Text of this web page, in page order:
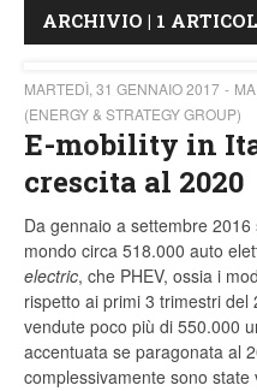
ARCHIVIO | 1
MARTEDÌ, 31 GENNAIO 2017
(ENERGY & STRATEGY GROUP)
E-mobility in
crescita al 2020
Da gennaio a settembre
mondo circa 518.000 auto
electric, che PHEV, ossia i
rispetto ai primi 3 trimestri
vendute poco più di 550.000
accentuata se paragonata al
complessivamente sono